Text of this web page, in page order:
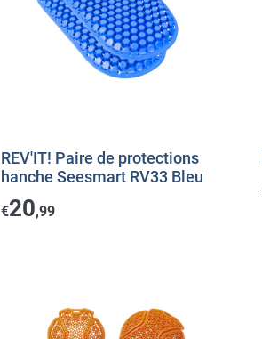
REV'IT! Paire de protections
hanche Seesmart RV33 Bleu
€20,99